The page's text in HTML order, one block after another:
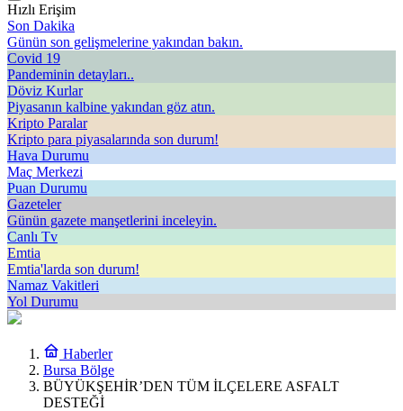
Hızlı Erişim
Son Dakika
Günün son gelişmelerine yakından bakın.
Covid 19
Pandeminin detayları..
Döviz Kurlar
Piyasanın kalbine yakından göz atın.
Kripto Paralar
Kripto para piyasalarında son durum!
Hava Durumu
Maç Merkezi
Puan Durumu
Gazeteler
Günün gazete manşetlerini inceleyin.
Canlı Tv
Emtia
Emtia'larda son durum!
Namaz Vakitleri
Yol Durumu
Haberler
Bursa Bölge
BÜYÜKŞEHİR’DEN TÜM İLÇELERE ASFALT
DESTEĞİ